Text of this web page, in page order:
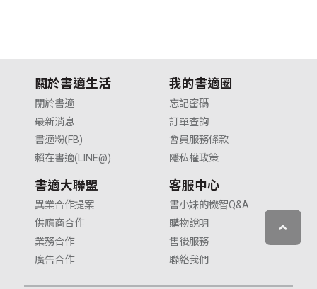
關於書適生活
關於書適
最新消息
書適粉(FB)
賴在書適(LINE@)
我的書適圈
忘記密碼
訂單查詢
會員服務條款
隱私權政策
書適大聯盟
異業合作提案
供應商合作
業務合作
廣告合作
客服中心
書小妹的機智Q&A
購物說明
售後服務
聯絡我們